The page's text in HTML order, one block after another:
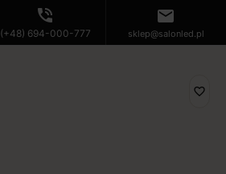
phone_in_talk
(+48) 694-000-777
mail
sklep@salonled.pl
favorite_border